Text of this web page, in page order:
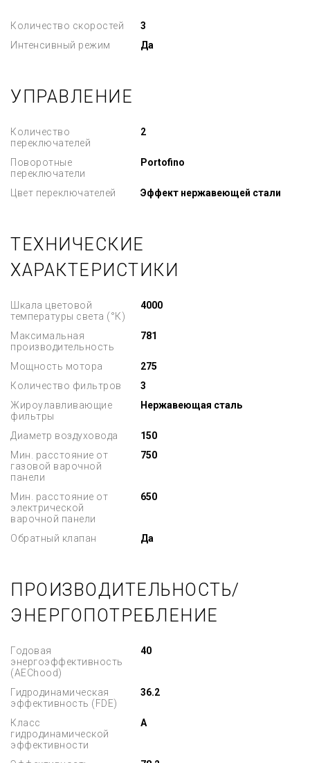
Количество скоростей
3
Интенсивный режим
Да
УПРАВЛЕНИЕ
Количество
переключателей
2
Поворотные
переключатели
Portofino
Цвет переключателей Эффект нержавеющей стали
ТЕХНИЧЕСКИЕ
ХАРАКТЕРИСТИКИ
Шкала цветовой
температуры света (°К)
4000
Максимальная
производительность
781
Мощность мотора
275
Количество фильтров
3
Жироулавливающие
фильтры
Нержавеющая сталь
Диаметр воздуховода
150
Мин. расстояние от
газовой варочной
панели
750
Мин. расстояние от
электрической
варочной панели
650
Обратный клапан Да
ПРОИЗВОДИТЕЛЬНОСТЬ/
ЭНЕРГОПОТРЕБЛЕНИЕ
Годовая
энергоэффективность
(AEChood)
40
Гидродинамическая
эффективность (FDE)
36.2
Класс
гидродинамической
эффективности
A